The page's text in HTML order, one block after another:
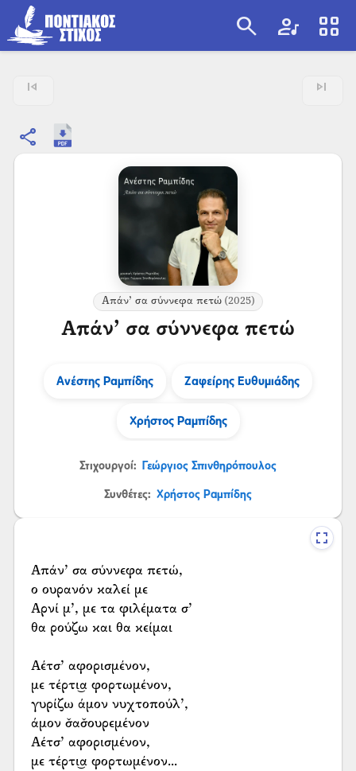
search artist view_cozy
skip_previous skip_next
share
Απάν’ σα σύννεφα πετώ(2025)
Απάν’ σα σύννεφα πετώ
Ανέστης Ραμπίδης Ζαφείρης Ευθυμιάδης
Χρήστος Ραμπίδης
Στιχουργοί: Γεώργιος Σπινθηρόπουλος
Συνθέτες: Χρήστος Ραμπίδης
Απάν’ σα σύννεφα πετώ,
ο ουρανόν καλεί με
Αρνί μ’, με τα φιλέματα σ’
θα ρούζω και θα κείμαι
Αέτσ’ αφορισμένον,
με τέρτι͜α φορτωμένον,
γυρίζω άμον νυχτοπούλ’,
άμον σ̌ασ̌ουρεμένον
Αέτσ’ αφορισμένον,
με τέρτι͜α φορτωμένον...